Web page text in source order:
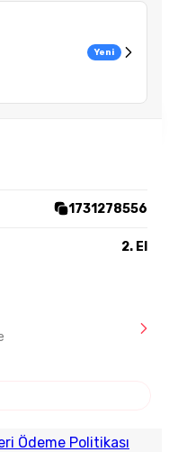
Yeni
1731278556
2. El
Ödeme Politikası